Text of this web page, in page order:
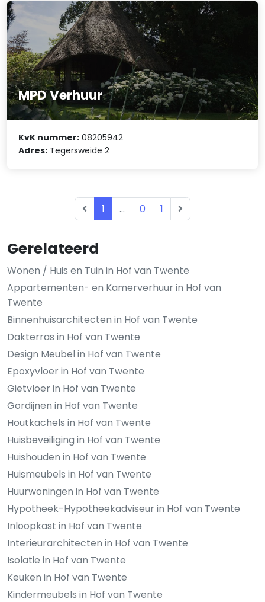
Gerelateerd
Wonen / Huis en Tuin in Hof van Twente
Appartementen- en Kamerverhuur in Hof van
Twente
Binnenhuisarchitecten in Hof van Twente
Dakterras in Hof van Twente
Design Meubel in Hof van Twente
Epoxyvloer in Hof van Twente
Gietvloer in Hof van Twente
Gordijnen in Hof van Twente
Houtkachels in Hof van Twente
Huisbeveiliging in Hof van Twente
Huishouden in Hof van Twente
Huismeubels in Hof van Twente
Huurwoningen in Hof van Twente
Hypotheek-Hypotheekadviseur in Hof van Twente
Inloopkast in Hof van Twente
Interieurarchitecten in Hof van Twente
Isolatie in Hof van Twente
Keuken in Hof van Twente
Kindermeubels in Hof van Twente
MPD Verhuur
KvK nummer: 08205942
Adres: Tegersweide 2
1 ... 0 1